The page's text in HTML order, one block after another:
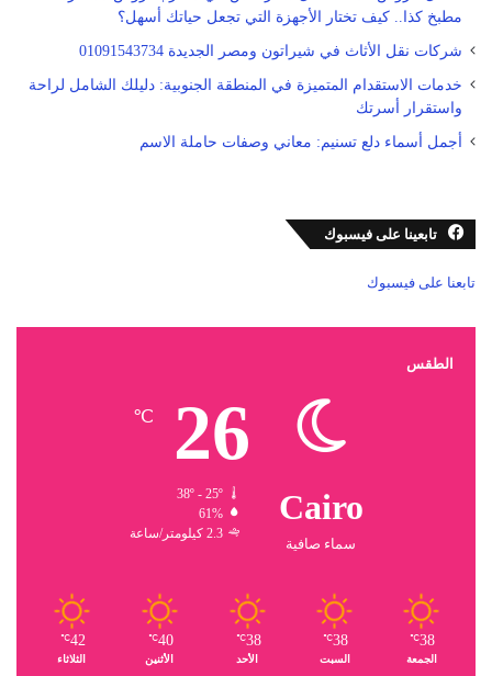
مطبخ كذا.. كيف تختار الأجهزة التي تجعل حياتك أسهل؟
شركات نقل الأثاث في شيراتون ومصر الجديدة 01091543734
خدمات الاستقدام المتميزة في المنطقة الجنوبية: دليلك الشامل لراحة
واستقرار أسرتك
أجمل أسماء دلع تسنيم: معاني وصفات حاملة الاسم
تابعينا على فيسبوك
تابعنا على فيسبوك
الطقس
Cairo
سماء صافية
26
℃
38º - 25º
61%
2.3 كيلومتر/ساعة
38
℃
الجمعة
38
℃
السبت
38
℃
الأحد
40
℃
الأثنين
42
℃
الثلاثاء